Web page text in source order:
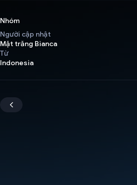
Nhóm
Người cập nhật
Mặt trăng Bianca
Từ
Indonesia